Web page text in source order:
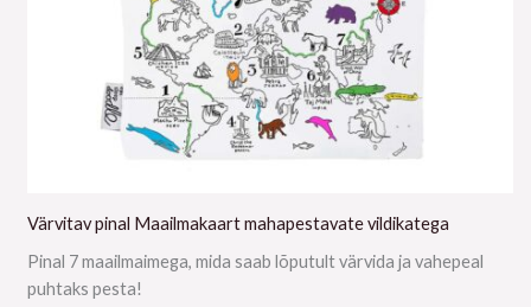
Värvitav pinal Maailmakaart mahapestavate vildikatega
Pinal 7 maailmaimega, mida saab lõputult värvida ja vahepeal
puhtaks pesta!